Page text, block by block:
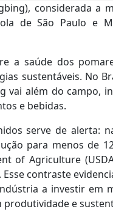
considerada a
de São Paulo e
a saúde dos
sustentáveis. No
vai além do campo,
e bebidas.
serve de alerta:
para menos de
of Agriculture
contraste
a investir
produtividade e